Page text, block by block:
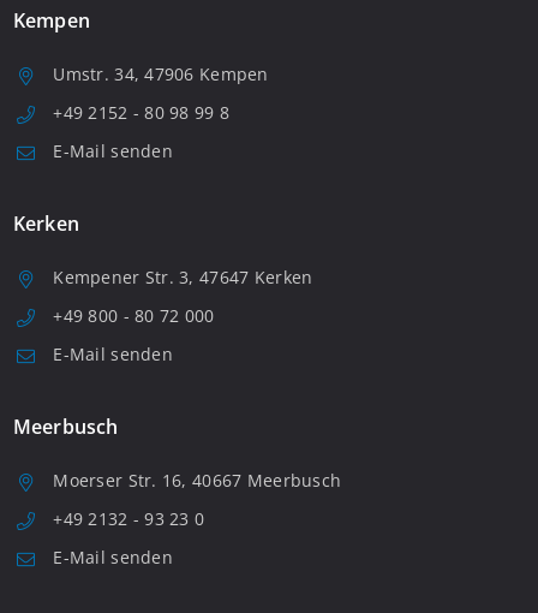
Kempen
Umstr. 34, 47906 Kempen
+49 2152 - 80 98 99 8
E-Mail senden
Kerken
Kempener Str. 3, 47647 Kerken
+49 800 - 80 72 000
E-Mail senden
Meerbusch
Moerser Str. 16, 40667 Meerbusch
+49 2132 - 93 23 0
E-Mail senden